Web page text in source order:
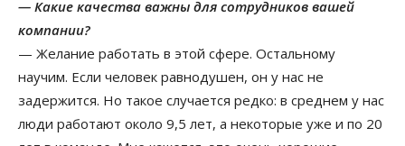
— Какие качества важны для сотрудников вашей
компании?
— Желание работать в этой сфере. Остальному
научим. Если человек равнодушен, он у нас не
задержится. Но такое случается редко: в среднем у нас
люди работают около 9,5 лет, а некоторые уже и по 20